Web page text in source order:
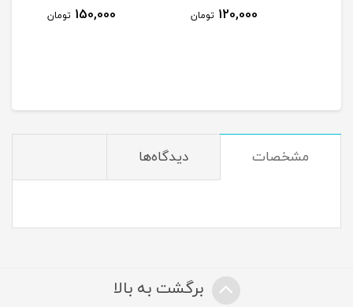
120,000 تومان 150,000 تومان
مشخصات دیدگاه‌ها
برگشت به بالا